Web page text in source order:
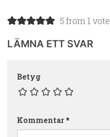
5 from 1 vote
LÄMNA ETT SVAR
Betyg
Kommentar*